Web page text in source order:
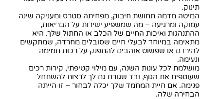
תינוק.
המיטה מדמה תחושת חיבוק, מפחיתה סטרס ומעניקה שינה
עמוקה ומרגיעה – מה שמשפיע ישירות על הבריאות,
ההתנהגות ואיכות החיים של הכלב או החתול שלך. היא
מתאימה במיוחד לבעלי חיים שסובלים מחרדה, שמתקשים
להירדם או שפשוט אוהבים להתפנק על רכות חמימה
ונעימה.
מושלמת לכל עונות השנה, עם מילוי קטיפתי, קירות רכים
שעוטפים את הגוף, ובד שגורם גם לך לרצות להשתחל
פנימה. אם חיית המחמד שלך יכלה לבחור – זו הייתה
הבחירה שלה.